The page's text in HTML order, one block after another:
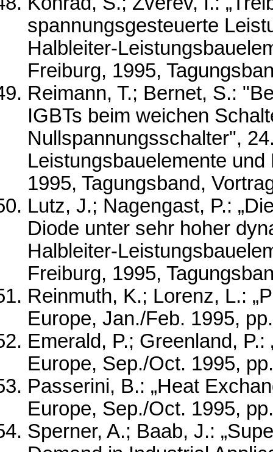
spannungsgesteuerte
Halbleiter-
Freiburg, 1995,
Reimann, T.; Bernet, S.:
IGBTs beim weichen
Nullspannungsschalter",
Leistungsbauelemente
1995, Tagungsband,
Lutz, J.; Nagengast, P.:
Diode unter sehr hoher
Halbleiter-
Freiburg, 1995,
Reinmuth, K.; Lorenz, L.:
Europe, Jan./Feb. 1995,
Emerald, P.; Greenland,
Europe, Sep./Oct. 1995,
Passerini, B.: „Heat
Europe, Sep./Oct. 1995,
Sperner, A.; Baab, J.: